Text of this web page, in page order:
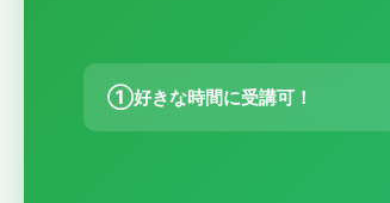
①好きな時間に受講可！